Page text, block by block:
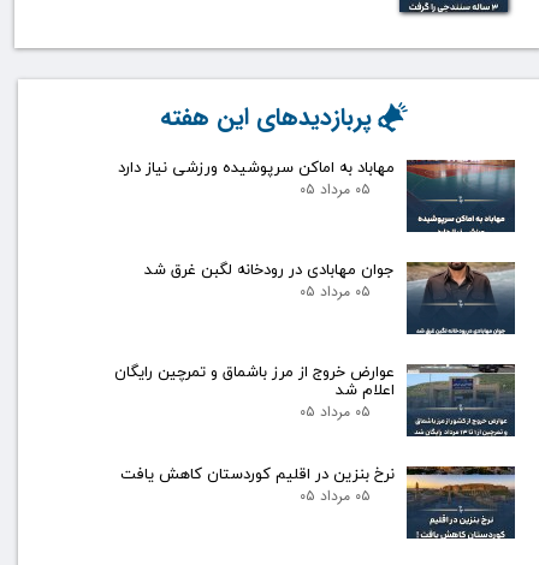
مهاباد به اماکن سرپوشیده ورزشی نیاز دارد
۰۵ مرداد ۰۵
جوان مهابادی در رودخانه لگبن غرق شد
۰۵ مرداد ۰۵
عوارض خروج از مرز باشماق و تمرچین رایگان
اعلام شد
۰۵ مرداد ۰۵
نرخ بنزین در اقلیم کوردستان کاهش یافت
۰۵ مرداد ۰۵
پربازدیدهای این هفته